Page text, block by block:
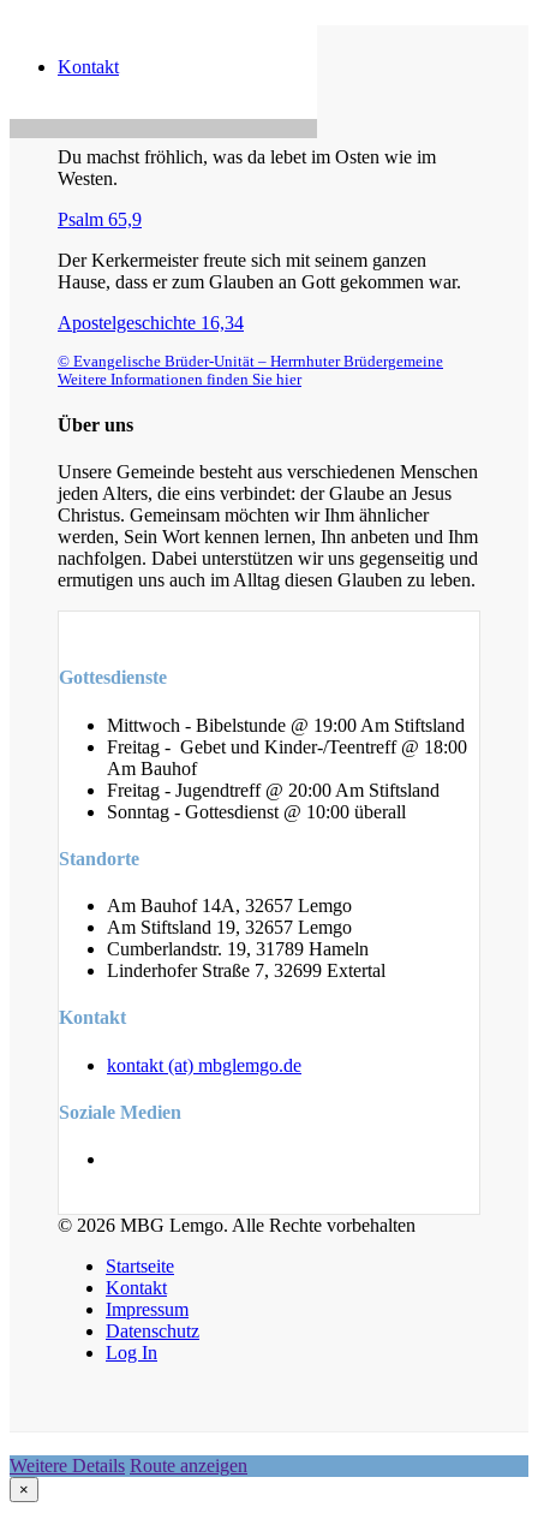
Kontakt
Du machst fröhlich, was da lebet im Osten wie im
Westen.
Psalm 65,9
Der Kerkermeister freute sich mit seinem ganzen
Hause, dass er zum Glauben an Gott gekommen war.
Apostelgeschichte 16,34
© Evangelische Brüder-Unität – Herrnhuter Brüdergemeine
Weitere Informationen finden Sie hier
Über uns
Unsere Gemeinde besteht aus verschiedenen Menschen
jeden Alters, die eins verbindet: der Glaube an Jesus
Christus. Gemeinsam möchten wir Ihm ähnlicher
werden, Sein Wort kennen lernen, Ihn anbeten und Ihm
nachfolgen. Dabei unterstützen wir uns gegenseitig und
ermutigen uns auch im Alltag diesen Glauben zu leben.
Gottesdienste
Mittwoch - Bibelstunde @ 19:00 Am Stiftsland
Freitag - Gebet und Kinder-/Teentreff @ 18:00
Am Bauhof
Freitag - Jugendtreff @ 20:00 Am Stiftsland
Sonntag - Gottesdienst @ 10:00 überall
Standorte
Am Bauhof 14A, 32657 Lemgo
Am Stiftsland 19, 32657 Lemgo
Cumberlandstr. 19, 31789 Hameln
Linderhofer Straße 7, 32699 Extertal
Kontakt
kontakt (at) mbglemgo.de
Soziale Medien
© 2026 MBG Lemgo. Alle Rechte vorbehalten
Startseite
Kontakt
Impressum
Datenschutz
Log In
Weitere Details Route anzeigen
×